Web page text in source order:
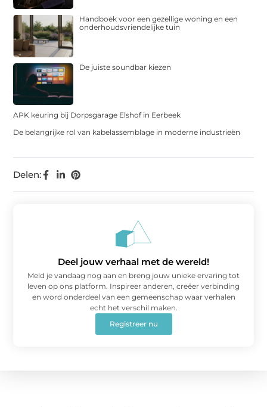
Delen:
Handboek voor een gezellige woning en een
onderhoudsvriendelijke tuin
De juiste soundbar kiezen
APK keuring bij Dorpsgarage Elshof in Eerbeek
De belangrijke rol van kabelassemblage in moderne industrieën
Deel jouw verhaal met de wereld!
Meld je vandaag nog aan en breng jouw unieke ervaring tot
leven op ons platform. Inspireer anderen, creëer verbinding
en word onderdeel van een gemeenschap waar verhalen
echt het verschil maken.
Registreer nu